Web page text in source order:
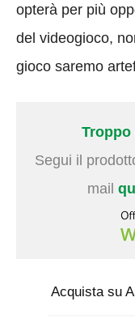
opterà per più
del videogioco,
gioco saremo
Troppo
Segui il
mail
Acquista su